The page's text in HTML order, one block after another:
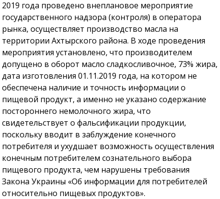
2019 года проведено внеплановое мероприятие
государственного надзора (контроля) в оператора
рынка, осуществляет производство масла на
территории Ахтырского района. В ходе проведения
мероприятия установлено, что производителем
допущено в оборот масло сладкосливочное, 73% жира,
дата изготовления 01.11.2019 года, на котором не
обеспечена наличие и точность информации о
пищевой продукт, а именно не указано содержание
постороннего немолочного жира, что
свидетельствует о фальсификации продукции,
поскольку вводит в заблуждение конечного
потребителя и ухудшает возможность осуществления
конечным потребителем сознательного выбора
пищевого продукта, чем нарушены требования
Закона Украины «Об информации для потребителей
относительно пищевых продуктов».